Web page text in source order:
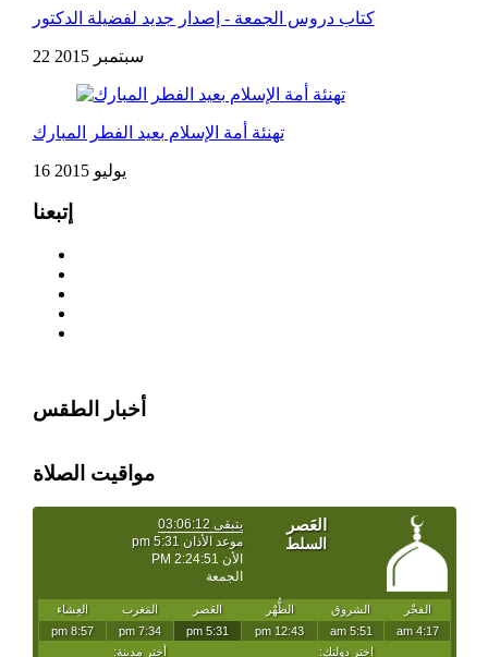
كتاب دروس الجمعة - إصدار جديد لفضيلة الدكتور
22 سبتمبر 2015
تهنئة أمة الإسلام بعيد الفطر المبارك
16 يوليو 2015
إتبعنا
أخبار الطقس
مواقيت الصلاة